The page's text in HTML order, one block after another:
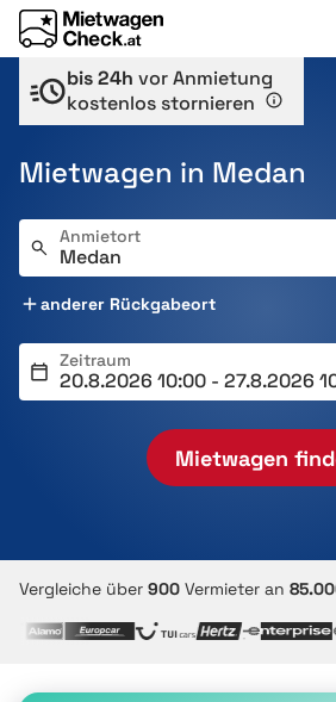
bis 24h vor Anmietung
kostenlos stornieren
Mietwagen in Medan
Anmietort
anderer Rückgabeort
Zeitraum
Mietwagen
Vergleiche über 900 Vermieter an